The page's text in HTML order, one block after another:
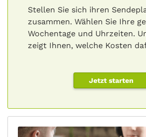
Stellen Sie sich ihren
zusammen. Wählen Sie Ihre
Wochentage und Uhrzeiten.
zeigt Ihnen, welche Kosten
Jetzt starten